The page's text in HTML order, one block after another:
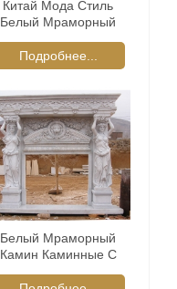
Китай Мода Стиль
Белый Мраморный
Подробнее...
Белый Мраморный
Камин Каминные С